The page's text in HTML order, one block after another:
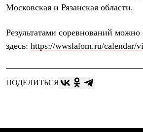
Отцы основатели
Контроль качества
Технологии
Команда Баск
Дилерам
Стать дилером
Корпоративным клиентам
Московская и Рязанская области.
Результатами соревнований можно
здесь: https://wwslalom.ru/calendar/
ПОДЕЛИТЬСЯ